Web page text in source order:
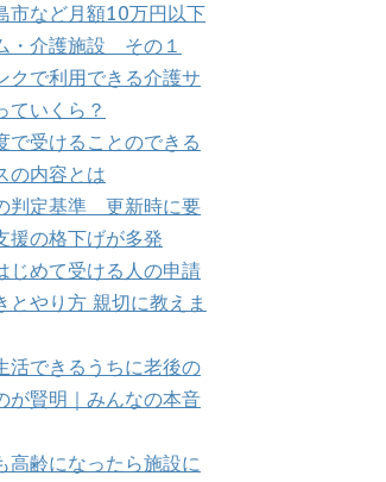
市など月額10万円以下
・介護施設 その１
クで利用できる介護サ
ていくら？
で受けることのできる
の内容とは
判定基準 更新時に要
援の格下げが多発
じめて受ける人の申請
やり方 親切に教えま
活できるうちに老後の
が賢明｜みんなの本音
高齢になったら施設に